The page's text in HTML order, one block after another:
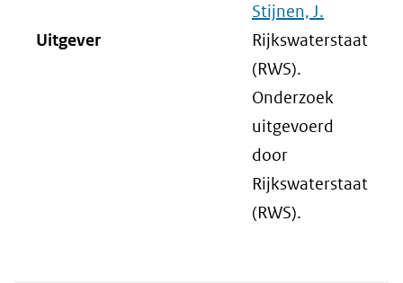
Stijnen, J.
Uitgever
Rijkswaterstaat
(RWS).
Onderzoek
uitgevoerd
door
Rijkswaterstaat
(RWS).